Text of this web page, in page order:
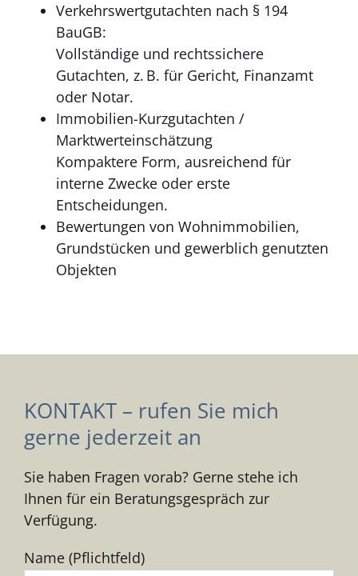
Verkehrswertgutachten nach § 194
BauGB:
Vollständige und rechtssichere
Gutachten, z. B. für Gericht, Finanzamt
oder Notar.
Immobilien-Kurzgutachten /
Marktwerteinschätzung
Kompaktere Form, ausreichend für
interne Zwecke oder erste
Entscheidungen.
Bewertungen von Wohnimmobilien,
Grundstücken und gewerblich genutzten
Objekten
KONTAKT – rufen Sie mich
gerne jederzeit an
Sie haben Fragen vorab? Gerne stehe ich
Ihnen für ein Beratungsgespräch zur
Verfügung.
Name (Pflichtfeld)